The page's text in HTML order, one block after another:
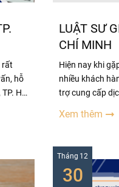
rất
hỗ
Hồ
LUẬT SƯ
CHÍ MINH
Hiện nay khi
nhiều khách
trợ cung cấp
không tránh
Xem thêm
Tháng 12
30